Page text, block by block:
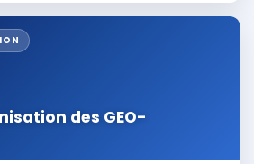
d’éthique et
des séances de
et de pratiques
des GEO-